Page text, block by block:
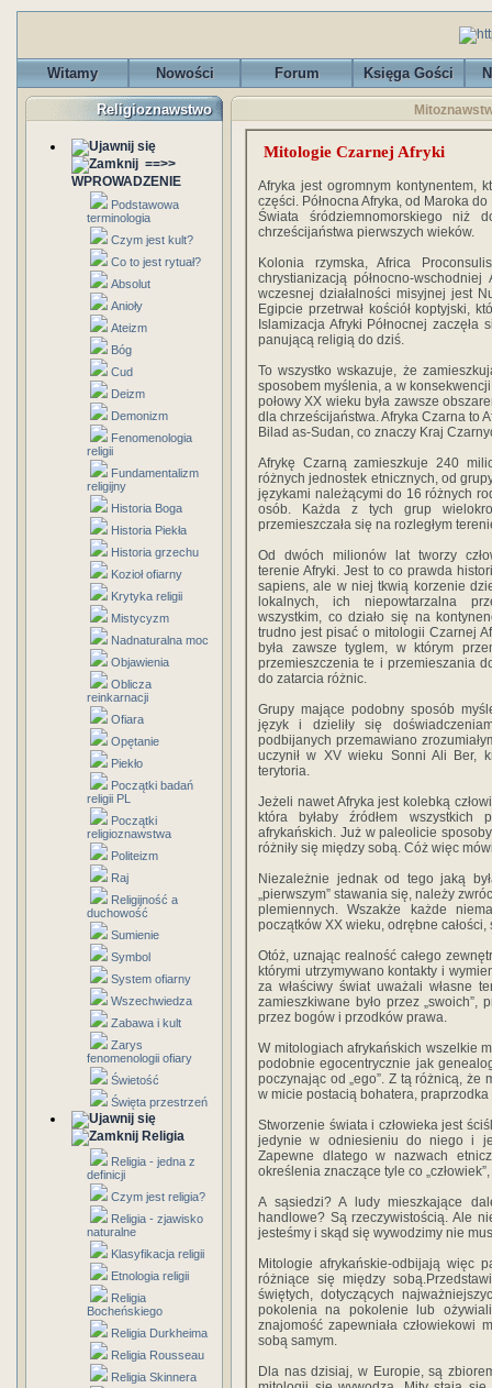
Witamy Nowości Forum Księga Gości
Religioznawstwo
==>>
WPROWADZENIE
Podstawowa
terminologia
Czym jest kult?
Co to jest rytuał?
Absolut
Anioły
Ateizm
Bóg
Cud
Deizm
Demonizm
Fenomenologia
religii
Fundamentalizm
religijny
Historia Boga
Historia Piekła
Historia grzechu
Kozioł ofiarny
Krytyka religii
Mistycyzm
Nadnaturalna moc
Objawienia
Oblicza
reinkarnacji
Ofiara
Opętanie
Piekło
Początki badań
religii PL
Początki
religioznawstwa
Politeizm
Raj
Religijność a
duchowość
Sumienie
Symbol
System ofiarny
Wszechwiedza
Zabawa i kult
Zarys
fenomenologii ofiary
Świetość
Święta przestrzeń
Religia
Religia - jedna z
definicji
Czym jest religia?
Religia - zjawisko
naturalne
Klasyfikacja religii
Etnologia religii
Religia
Bocheńskiego
Religia Durkheima
Religia Rousseau
Religia Skinnera
Mitologie Czarnej Afryki
Afryka jest ogromnym kontynentem,
części. Północna Afryka, od Maroka
Świata śródziemnomorskiego niż
chrześcijaństwa pierwszych wieków.
Kolonia rzymska, Africa
chrystianizacją północno-
wczesnej działalności misyjnej jest
Egipcie przetrwał kościół koptyjski,
Islamizacja Afryki Północnej
panującą religią do dziś.
To wszystko wskazuje, że
sposobem myślenia, a w
połowy XX wieku była zawsze
dla chrześcijaństwa. Afryka Czarna to
Bilad as-Sudan, co znaczy Kraj
Afrykę Czarną zamieszkuje 240
różnych jednostek etnicznych, od
językami należącymi do 16 różnych
osób. Każda z tych grup
przemieszczała się na rozległym
Od dwóch milionów lat tworzy
terenie Afryki. Jest to co prawda
sapiens, ale w niej tkwią korzenie
lokalnych, ich niepowtarzalna
wszystkim, co działo się na
trudno jest pisać o mitologii Czarnej
była zawsze tyglem, w którym
przemieszczenia te i przemieszania
do zatarcia różnic.
Grupy mające podobny sposób
język i dzieliły się
podbijanych przemawiano
uczynił w XV wieku Sonni Ali Ber,
terytoria.
Jeżeli nawet Afryka jest kolebką
która byłaby źródłem wszystkich
afrykańskich. Już w paleolicie
różniły się między sobą. Cóż więc
Niezależnie jednak od tego jaką
„pierwszym” stawania się, należy
plemiennych. Wszakże każde
początków XX wieku, odrębne
Otóż, uznając realność całego
którymi utrzymywano kontakty i
za właściwy świat uważali własne
zamieszkiwane było przez „swoich”,
przez bogów i przodków prawa.
W mitologiach afrykańskich wszelkie
podobnie egocentrycznie jak
poczynając od „ego”. Z tą różnicą,
w micie postacią bohatera,
Stworzenie świata i człowieka jest
jedynie w odniesieniu do niego i
Zapewne dlatego w nazwach
określenia znaczące tyle co
A sąsiedzi? A ludy mieszkające
handlowe? Są rzeczywistością. Ale
jesteśmy i skąd się wywodzimy nie
Mitologie afrykańskie-odbijają więc
różniące się między
świętych, dotyczących
pokolenia na pokolenie lub
znajomość zapewniała
sobą samym.
Dla nas dzisiaj, w Europie, są